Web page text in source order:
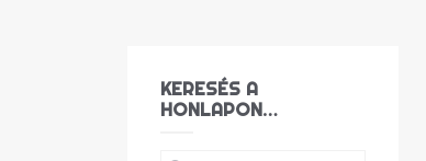
KERESÉS A
HONLAPON…